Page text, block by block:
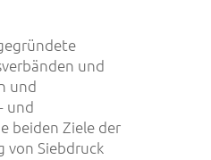
und
und
und
beiden Ziele der
von Siebdruck